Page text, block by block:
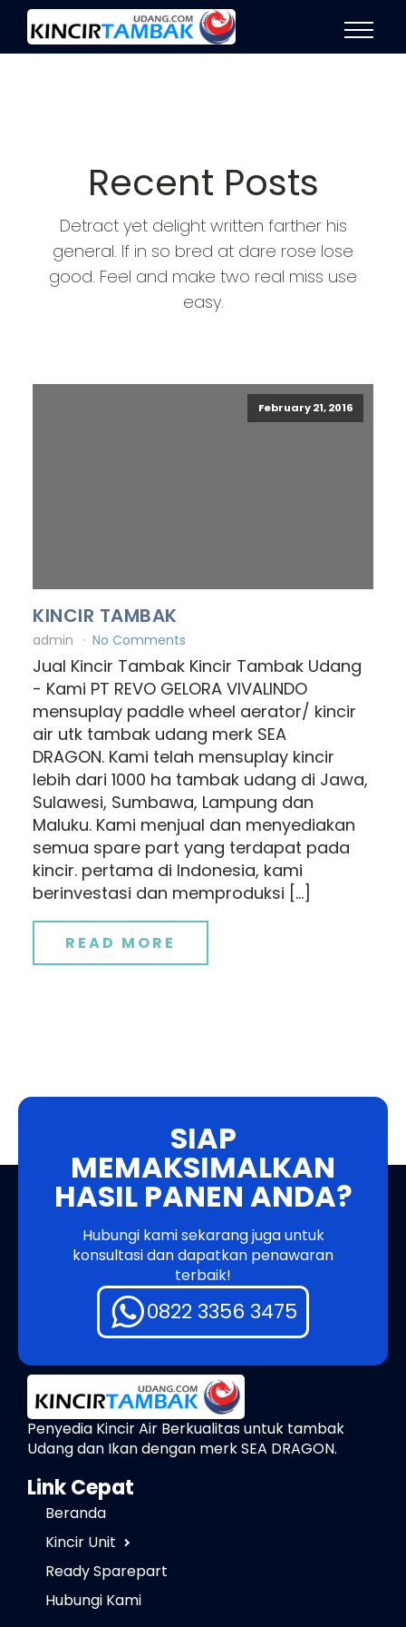
Recent Posts
Detract yet delight written farther his
general. If in so bred at dare rose lose
good. Feel and make two real miss use
easy.
February 21, 2016
KINCIR TAMBAK
admin No Comments
Jual Kincir Tambak Kincir Tambak Udang
- Kami PT REVO GELORA VIVALINDO
mensuplay paddle wheel aerator/ kincir
air utk tambak udang merk SEA
DRAGON. Kami telah mensuplay kincir
lebih dari 1000 ha tambak udang di Jawa,
Sulawesi, Sumbawa, Lampung dan
Maluku. Kami menjual dan menyediakan
semua spare part yang terdapat pada
kincir. pertama di Indonesia, kami
berinvestasi dan memproduksi […]
READ MORE
SIAP
MEMAKSIMALKAN
HASIL PANEN ANDA?
Hubungi kami sekarang juga untuk
konsultasi dan dapatkan penawaran
terbaik!
0822 3356 3475
Penyedia Kincir Air Berkualitas untuk tambak
Udang dan Ikan dengan merk SEA DRAGON.
Link Cepat
Beranda
Kincir Unit
Ready Sparepart
Hubungi Kami